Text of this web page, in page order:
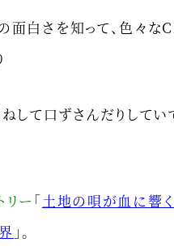
面白さを知って、色々な
して口ずさんだりしてい
ー 「土地の唄が血に響く
」。